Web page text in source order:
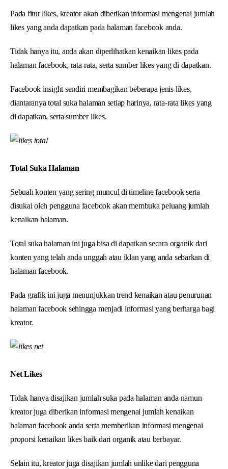
Pada fitur likes, kreator akan diberikan informasi mengenai jumlah
likes yang anda dapatkan pada halaman facebook anda.
Tidak hanya itu, anda akan diperlihatkan kenaikan likes pada
halaman facebook, rata-rata, serta sumber likes yang di dapatkan.
Facebook insight sendiri membagikan beberapa jenis likes,
diantaranya total suka halaman setiap harinya, rata-rata likes yang
di dapatkan, serta sumber likes.
Total Suka Halaman
Sebuah konten yang sering muncul di timeline facebook serta
disukai oleh pengguna facebook akan membuka peluang jumlah
kenaikan halaman.
Total suka halaman ini juga bisa di dapatkan secara organik dari
konten yang telah anda unggah atau iklan yang anda sebarkan di
halaman facebook.
Pada grafik ini juga menunjukkan trend kenaikan atau penurunan
halaman facebook sehingga menjadi informasi yang berharga bagi
kreator.
Net Likes
Tidak hanya disajikan jumlah suka pada halaman anda namun
kreator juga diberikan informasi mengenai jumlah kenaikan
halaman facebook anda serta memberikan informasi mengenai
proporsi kenaikan likes baik dari organik atau berbayar.
Selain itu, kreator juga disajikan jumlah unlike dari pengguna